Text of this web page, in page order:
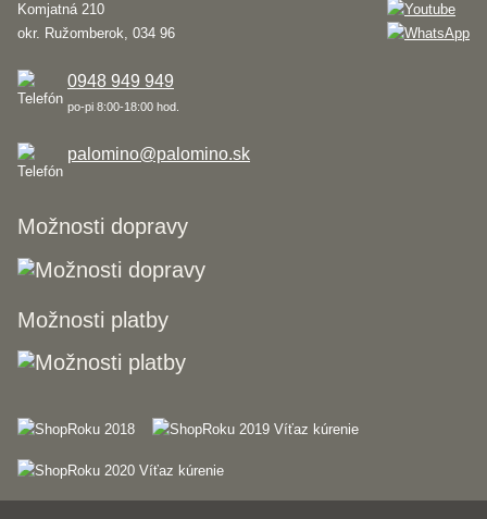
Komjatná 210
okr. Ružomberok, 034 96
0948 949 949
po-pi 8:00-18:00 hod.
palomino@palomino.sk
Možnosti dopravy
Možnosti platby